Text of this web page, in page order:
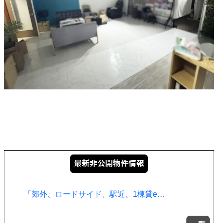
「郊外、ロードサイド、駅近、1棟貸e…